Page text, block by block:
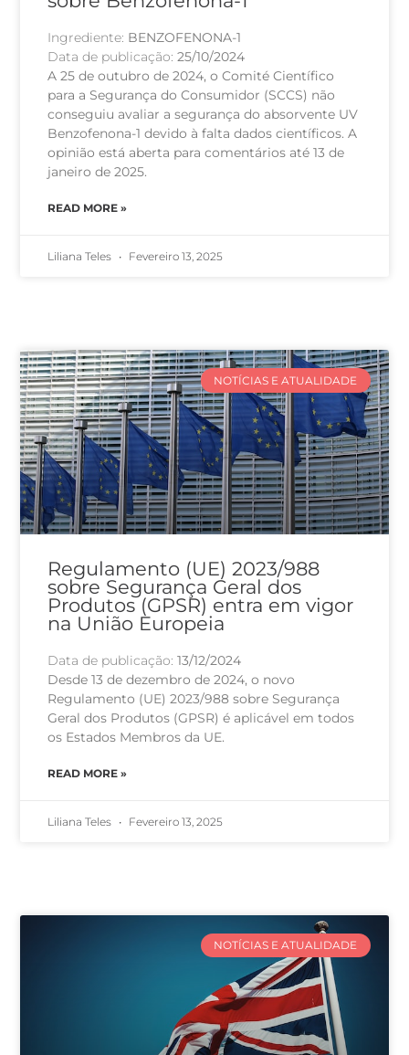
Ingrediente: BENZOFENONA-1
Data de publicação:25/10/2024
A 25 de outubro de 2024, o Comité Científico
para a Segurança do Consumidor (SCCS) não
conseguiu avaliar a segurança do absorvente UV
Benzofenona-1 devido à falta dados científicos. A
opinião está aberta para comentários até 13 de
janeiro de 2025.
READ MORE »
Liliana Teles Fevereiro 13, 2025
NOTÍCIAS E ATUALIDADE
Regulamento (UE) 2023/988
sobre Segurança Geral dos
Produtos (GPSR) entra em vigor
na União Europeia
Data de publicação:13/12/2024
Desde 13 de dezembro de 2024, o novo
Regulamento (UE) 2023/988 sobre Segurança
Geral dos Produtos (GPSR) é aplicável em todos
os Estados Membros da UE.
READ MORE »
Liliana Teles Fevereiro 13, 2025
NOTÍCIAS E ATUALIDADE